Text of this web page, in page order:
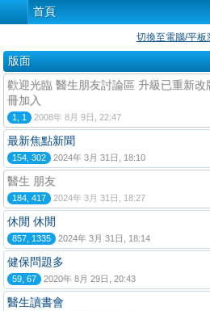
首頁
切換至電腦/平板
版面
歡迎光臨 醫生朋友討論區 升級已重新
冊加入
1, 1 2008年 8月 9日, 22:47
最新焦點新聞
154, 302 2024年 3月 31日, 18:10
醫生 朋友
184, 417 2024年 3月 31日, 18:27
休閒 休閒
857, 1335 2024年 3月 31日, 18:14
健保問題多
59, 67 2020年 8月 29日, 20:43
醫生讀書會